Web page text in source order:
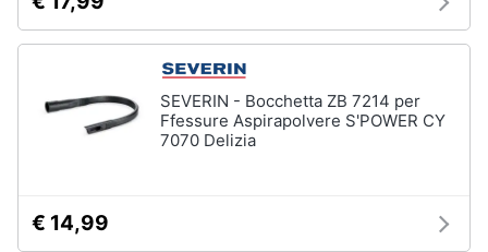
SEVERIN - Bocchetta ZB 7214 per
Ffessure Aspirapolvere S'POWER CY
7070 Delizia
€ 14,99